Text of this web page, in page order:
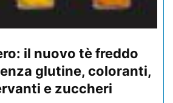
il nuovo tè freddo
glutine, coloranti,
e zuccheri